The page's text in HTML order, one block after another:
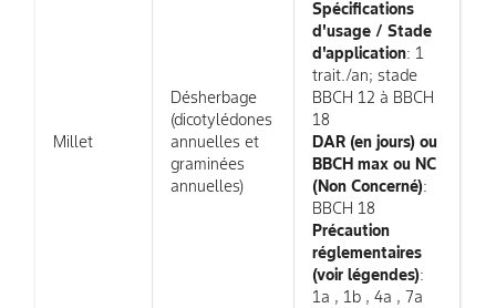
Millet
Désherbage
(dicotylédones
annuelles et
graminées
annuelles)
Spécifications
d'usage / Stade
d'application: 1
trait./an; stade
BBCH 12 à BBCH
18
DAR (en jours) ou
BBCH max ou NC
(Non Concerné):
BBCH 18
Précaution
réglementaires
(voir légendes):
1a , 1b , 4a , 7a